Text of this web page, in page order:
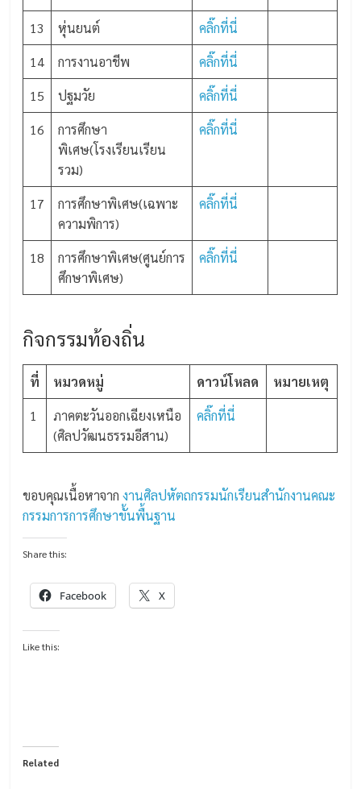
13
หุ่นยนต์
คลิ๊กที่นี่
14
การงานอาชีพ
คลิ๊กที่นี่
15
ปฐมวัย
คลิ๊กที่นี่
16
การศึกษา
พิเศษ(โรงเรียนเรียน
รวม)
คลิ๊กที่นี่
17
การศึกษาพิเศษ(เฉพาะ
ความพิการ)
คลิ๊กที่นี่
18
การศึกษาพิเศษ(ศูนย์การ
ศึกษาพิเศษ)
คลิ๊กที่นี่
กิจกรรมท้องถิ่น
ที่ หมวดหมู่ ดาวน์โหลด
หมายเหตุ
1
ภาคตะวันออกเฉียงเหนือ
(ศิลปวัฒนธรรมอีสาน)
คลิ๊กที่นี่
ขอบคุณเนื้อหาจากงานศิลปหัตถกรรมนักเรียนสำนักงานคณะ
กรรมการการศึกษาขั้นพื้นฐาน
Share this:
Facebook X
Like this:
Related